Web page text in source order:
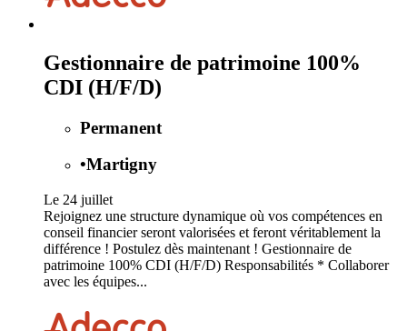
Gestionnaire de patrimoine 100%
CDI (H/F/D)
Permanent
•Martigny
Le 24 juillet
Rejoignez une structure dynamique où vos compétences en
conseil financier seront valorisées et feront véritablement la
différence ! Postulez dès maintenant ! Gestionnaire de
patrimoine 100% CDI (H/F/D) Responsabilités * Collaborer
avec les équipes...